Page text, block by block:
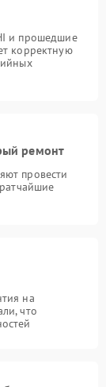
и прошедшие
корректную
ремонт
провести
на
что